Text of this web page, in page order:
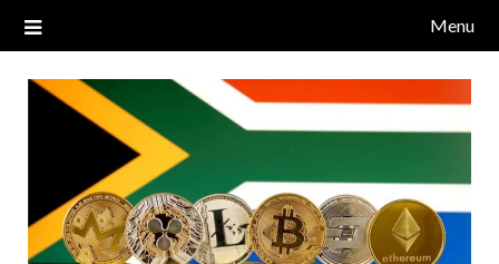
NDT CAPITAL | BLOG TIỀN
ĐIỆN TỬ CRYPTO
Blog về thị trường crypto, tiền điện tử, tiền mã hoá, công nghệ
blockchain.
Menu